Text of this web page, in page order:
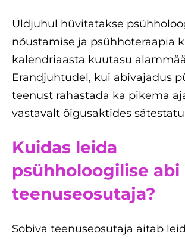
Üldjuhul hüvitatakse
nõustamise ja psühhoteraapia
kalendriaasta kuutasu
Erandjuhtudel, kui abivajadus
teenust rahastada ka pikema
vastavalt õigusaktides
Kuidas leida
psühholoogilise abi
teenuseosutaja?
Sobiva teenuseosutaja aitab